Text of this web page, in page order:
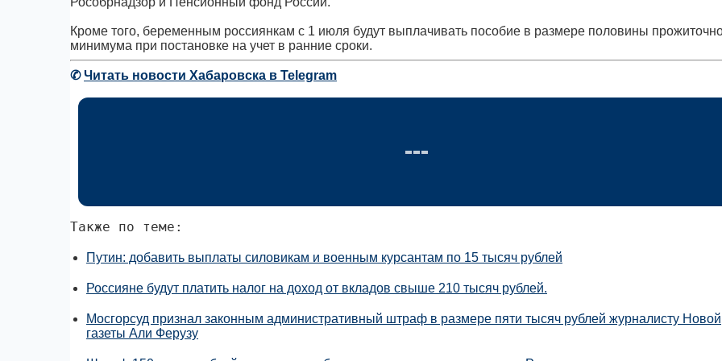
Кроме того, беременным россиянкам с 1 июля будут выплачивать пособие в размере половины
минимума при постановке на учет в ранние сроки.
✆Читать новости Хабаровска в Telegram
Также по теме:
Путин: добавить выплаты силовикам и военным курсантам по 15 тысяч рублей
Россияне будут платить налог на доход от вкладов свыше 210 тысяч рублей.
Мосгорсуд признал законным административный штраф в размере пяти тысяч рублей журналисту Новой
газеты Али Ферузу